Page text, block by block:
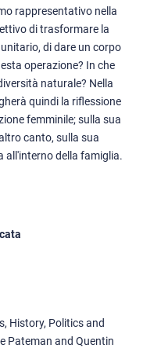
rappresentativo nella
di trasformare la
di dare un corpo
operazione? In che
naturale? Nella
quindi la riflessione
femminile; sulla sua
canto, sulla sua
all'interno della famiglia.
History, Politics and
Pateman and Quentin